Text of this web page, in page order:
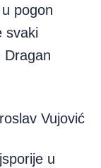
pogon
svaki
Dragan
Vujović
u